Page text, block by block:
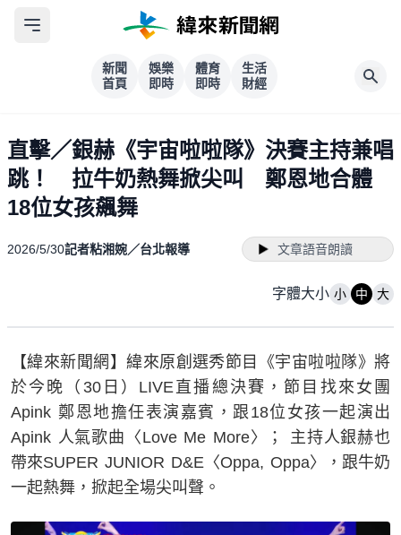
新聞
首頁
娛樂
即時
體育
即時
生活
財經
直擊／銀赫《宇宙啦啦隊》決賽主持兼唱
跳！ 拉牛奶熱舞掀尖叫 鄭恩地合體
18位女孩飆舞
2026/5/30記者粘湘婉／台北報導 文章語音朗讀
字體大小 小 中 大
【緯來新聞網】緯來原創選秀節目《宇宙啦啦隊》將
於今晚（30日）LIVE直播總決賽，節目找來女團
Apink 鄭恩地擔任表演嘉賓，跟18位女孩一起演出
Apink 人氣歌曲〈Love Me More〉； 主持人銀赫也
帶來SUPER JUNIOR D&E〈Oppa, Oppa〉，跟牛奶
一起熱舞，掀起全場尖叫聲。